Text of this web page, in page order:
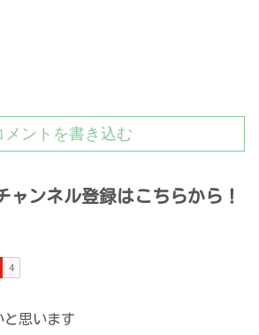
メントを書き込む
ンネル登録はこちらから！
と思います